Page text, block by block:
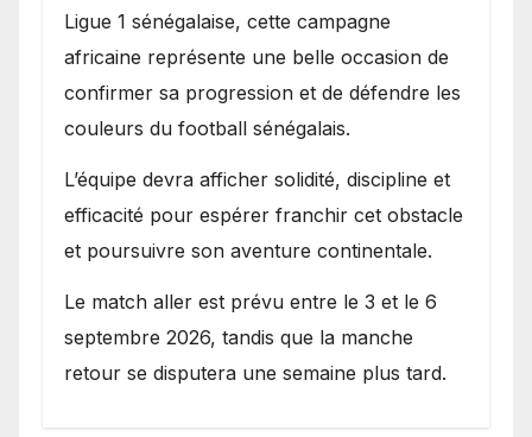
Ligue 1 sénégalaise, cette campagne
africaine représente une belle occasion de
confirmer sa progression et de défendre les
couleurs du football sénégalais.
L’équipe devra afficher solidité, discipline et
efficacité pour espérer franchir cet obstacle
et poursuivre son aventure continentale.
Le match aller est prévu entre le 3 et le 6
septembre 2026, tandis que la manche
retour se disputera une semaine plus tard.